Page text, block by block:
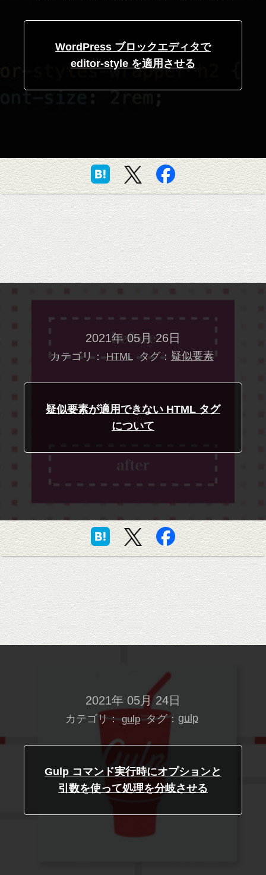
WordPress ブロックエディタで
editor-style を適用させる
2021年 05月 26日
カテゴリ： HTML タグ： 疑似要素
疑似要素が適用できない HTML タグ
について
2021年 05月 24日
カテゴリ： gulp タグ： gulp
Gulp コマンド実行時にオプションと
引数を使って処理を分岐させる